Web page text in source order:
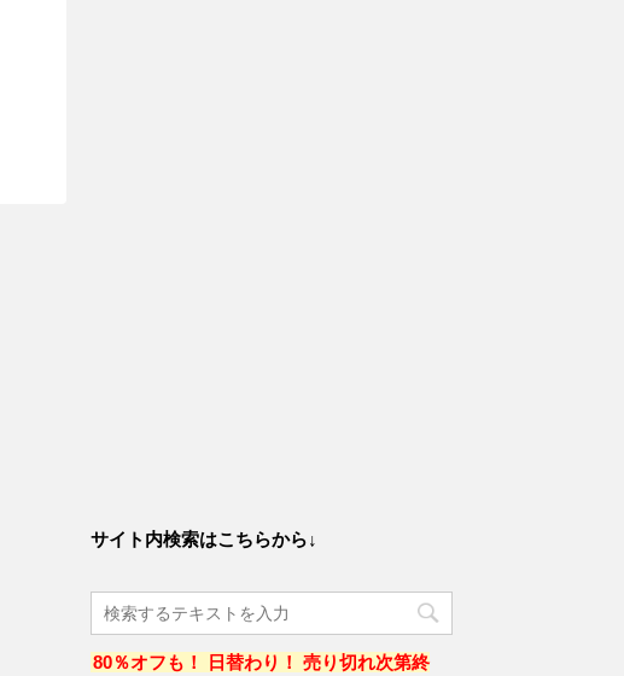
サイト内検索はこちらから↓
80％オフも！ 日替わり！ 売り切れ次第終